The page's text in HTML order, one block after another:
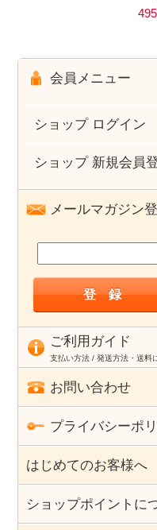
会員メニュー
ショップ ログイン
ショップ 新規会員
メールマガジン
ご利用ガイド
支払い方法 / 発送方法・送料
お問い合わせ
プライバシーポ
はじめてのお客様へ
ショップポイントに